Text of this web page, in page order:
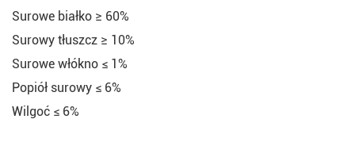
Surowe białko ≥ 60%
Surowy tłuszcz ≥ 10%
Surowe włókno ≤ 1%
Popiół surowy ≤ 6%
Wilgoć ≤ 6%